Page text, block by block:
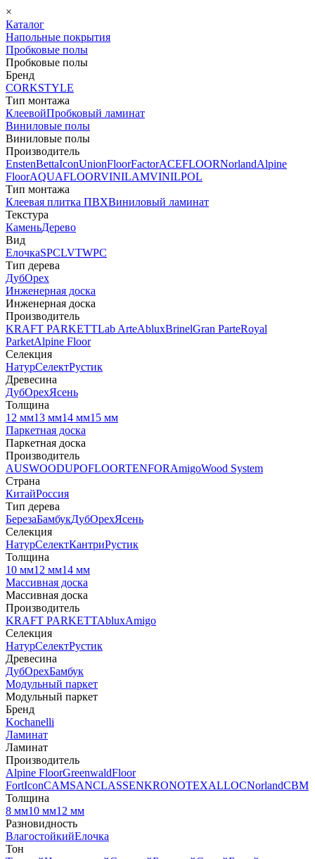
×
Каталог
Напольные покрытия
Пробковые полы
Пробковые полы
Бренд
CORKSTYLE
Тип монтажа
КлеевойПробковый ламинат
Виниловые полы
Виниловые полы
Производитель
EnstenBettaIconUnionFloorFactorACEFLOORNorlandAlpine
FloorAQUAFLOORVINILAMVINILPOL
Тип монтажа
Клеевая плитка ПВХВиниловый ламинат
Текстура
КаменьДерево
Вид
ЕлочкаSPCLVTWPC
Тип дерева
ДубОрех
Инженерная доска
Инженерная доска
Производитель
KRAFT PARKETTLab ArteAbluxBrinelGran ParteRoyal
ParketAlpine Floor
Селекция
НатурСелектРустик
Древесина
ДубОрехЯсень
Толщина
12 мм13 мм14 мм15 мм
Паркетная доска
Паркетная доска
Производитель
AUSWOODUPOFLOORTENFORAmigoWood System
Страна
КитайРоссия
Тип дерева
БерезаБамбукДубОрехЯсень
Селекция
НатурСелектКантриРустик
Толщина
10 мм12 мм14 мм
Массивная доска
Массивная доска
Производитель
KRAFT PARKETTAbluxAmigo
Селекция
НатурСелектРустик
Древесина
ДубОрехБамбук
Модульный паркет
Модульный паркет
Бренд
Kochanelli
Ламинат
Ламинат
Производитель
Alpine FloorGreenwaldFloor
FortIconCAMSANCLASSENKRONOTEXALLOCNorlandCBM
Толщина
8 мм10 мм12 мм
Разновидность
ВлагостойкийЕлочка
Тон